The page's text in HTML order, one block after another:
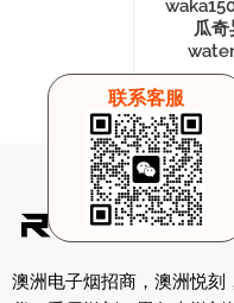
瓜奇
澳洲电子烟招商，澳洲悦
联系客服